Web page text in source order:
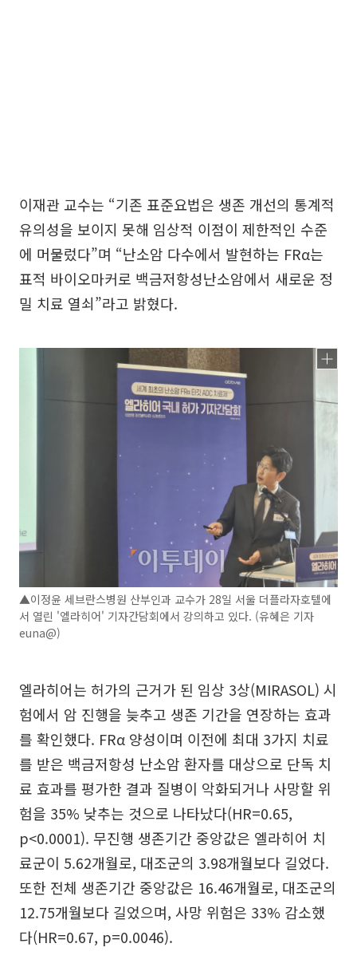
이재관 교수는 “기존 표준요법은 생존 개선의 통계적
유의성을 보이지 못해 임상적 이점이 제한적인 수준
에 머물렀다”며 “난소암 다수에서 발현하는 FRα는
표적 바이오마커로 백금저항성난소암에서 새로운 정
밀 치료 열쇠”라고 밝혔다.
▲이정윤 세브란스병원 산부인과 교수가 28일 서울 더플라자호텔에
서 열린 '엘라히어' 기자간담회에서 강의하고 있다. (유혜은 기자
euna@)
엘라히어는 허가의 근거가 된 임상 3상(MIRASOL) 시
험에서 암 진행을 늦추고 생존 기간을 연장하는 효과
를 확인했다. FRα 양성이며 이전에 최대 3가지 치료
를 받은 백금저항성 난소암 환자를 대상으로 단독 치
료 효과를 평가한 결과 질병이 악화되거나 사망할 위
험을 35% 낮추는 것으로 나타났다(HR=0.65,
p<0.0001). 무진행 생존기간 중앙값은 엘라히어 치
료군이 5.62개월로, 대조군의 3.98개월보다 길었다.
또한 전체 생존기간 중앙값은 16.46개월로, 대조군의
12.75개월보다 길었으며, 사망 위험은 33% 감소했
다(HR=0.67, p=0.0046).